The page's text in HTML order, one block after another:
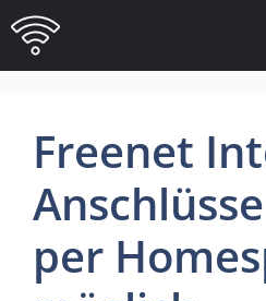
Zum
Inhalt
springen
Freenet
per